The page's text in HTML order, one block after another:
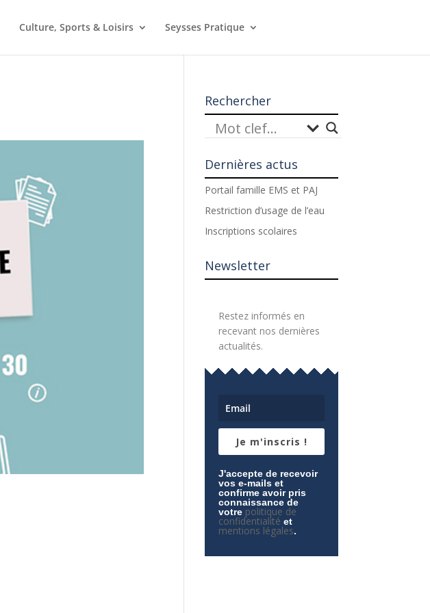
Culture, Sports & Loisirs Seysses Pratique
Rechercher
Dernières actus
Portail famille EMS et PAJ
Restriction d’usage de l’eau
Inscriptions scolaires
Newsletter
Restez informés en
recevant nos dernières
actualités.
Je m'inscris !
J'accepte de recevoir
vos e-mails et
confirme avoir pris
connaissance de
votre politique de
confidentialité et
mentions légales.